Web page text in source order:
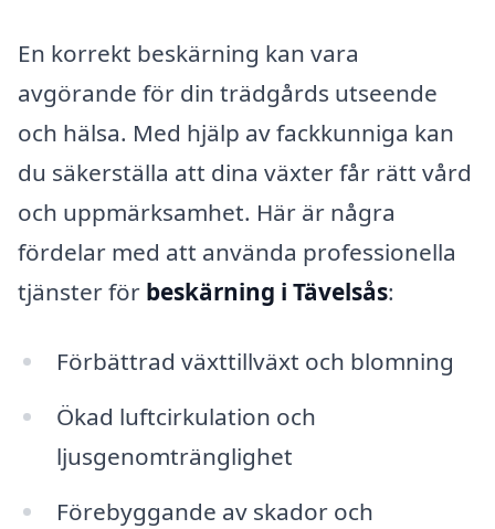
En korrekt beskärning kan vara
avgörande för din trädgårds utseende
och hälsa. Med hjälp av fackkunniga kan
du säkerställa att dina växter får rätt vård
och uppmärksamhet. Här är några
fördelar med att använda professionella
tjänster för beskärning i Tävelsås:
Förbättrad växttillväxt och blomning
Ökad luftcirkulation och
ljusgenomtränglighet
Förebyggande av skador och